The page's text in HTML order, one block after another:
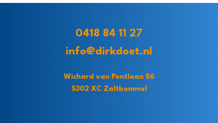
0418 84 11 27
info@dirkdoet.nl
Wichard van Pontlaan 86
5302 XC Zaltbommel